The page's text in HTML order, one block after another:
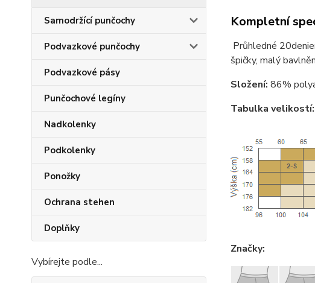
Samodržící punčochy
Podvazkové punčochy
Podvazkové pásy
Punčochové legíny
Nadkolenky
Podkolenky
Ponožky
Ochrana stehen
Doplňky
Vybírejte podle...
Kompletní
Průhledné
špičky, malý
Složení: 86%
Tabulka velikostí:
Značky: